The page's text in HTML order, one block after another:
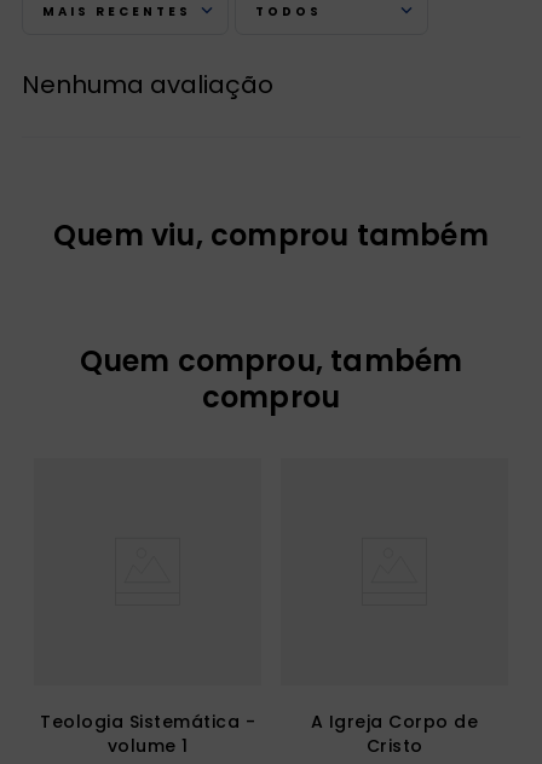
MAIS RECENTES TODOS
Nenhuma avaliação
Quem viu, comprou também
Quem comprou, também
comprou
Teologia Sistemática -
volume 1
A Igreja Corpo de
Cristo